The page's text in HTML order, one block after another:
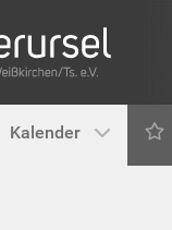
Kalender